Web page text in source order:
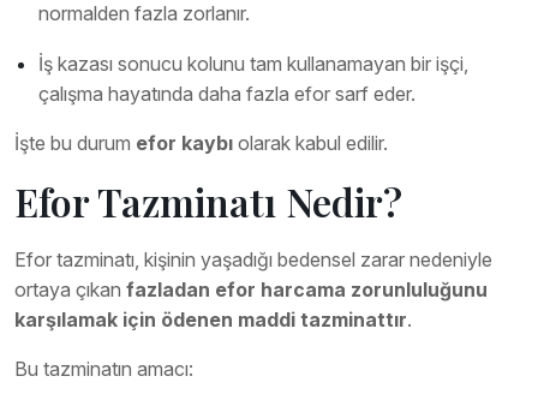
normalden fazla zorlanır.
İş kazası sonucu kolunu tam kullanamayan bir işçi,
çalışma hayatında daha fazla efor sarf eder.
İşte bu durum efor kaybı olarak kabul edilir.
Efor Tazminatı Nedir?
Efor tazminatı, kişinin yaşadığı bedensel zarar nedeniyle
ortaya çıkan fazladan efor harcama zorunluluğunu
karşılamak için ödenen maddi tazminattır.
Bu tazminatın amacı: